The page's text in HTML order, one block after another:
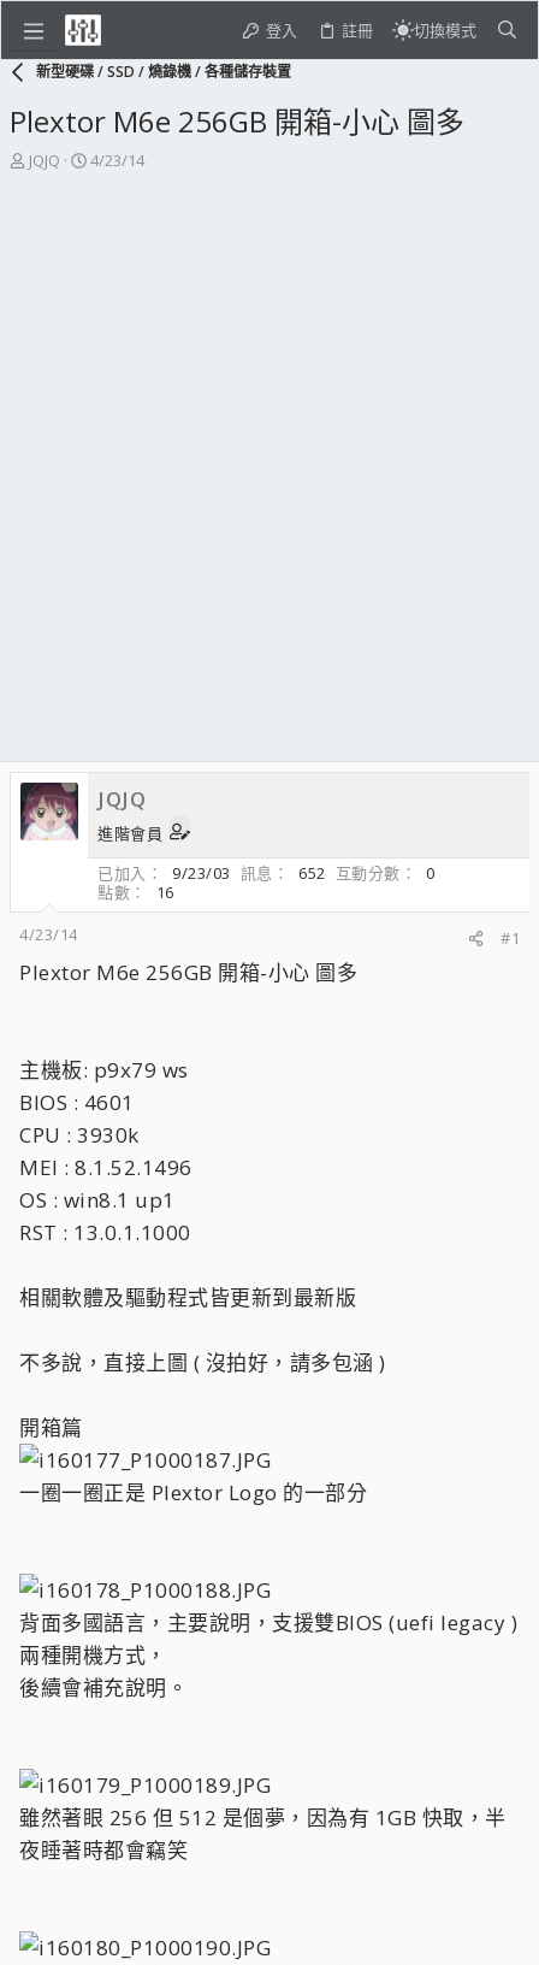
登入 註冊 切換模式
新型硬碟 / SSD / 燒錄機 / 各種儲存裝置
Plextor M6e 256GB 開箱-小心 圖多
主
JQJQ
開
4/23/14
JQJQ
進階會員
已加入
9/23/03 訊息 652 互動分數
0
點數
16
4/23/14
#1
Plextor M6e 256GB 開箱-小心 圖多
主機板: p9x79 ws
BIOS : 4601
CPU : 3930k
MEI : 8.1.52.1496
OS : win8.1 up1
RST : 13.0.1.1000
相關軟體及驅動程式皆更新到最新版
不多說，直接上圖 ( 沒拍好，請多包涵 )
開箱篇
一圈一圈正是 Plextor Logo 的一部分
背面多國語言，主要說明，支援雙BIOS (uefi legacy )
兩種開機方式，
後續會補充說明。
雖然著眼 256 但 512 是個夢，因為有 1GB 快取，半
夜睡著時都會竊笑